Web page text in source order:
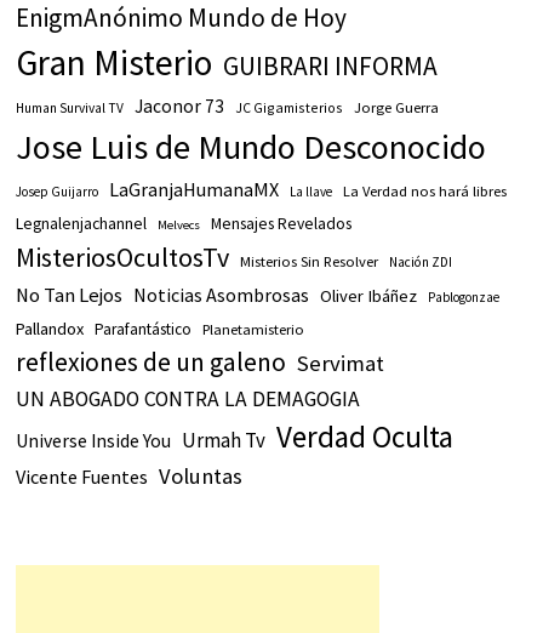
EnigmAnónimo Mundo de Hoy
Gran Misterio GUIBRARI INFORMA
Human Survival TV Jaconor 73 JC Gigamisterios Jorge Guerra
Jose Luis de Mundo Desconocido
Josep Guijarro LaGranjaHumanaMX La llave La Verdad nos hará libres
Legnalenjachannel Melvecs Mensajes Revelados
MisteriosOcultosTv Misterios Sin Resolver Nación ZDI
No Tan Lejos Noticias Asombrosas Oliver Ibáñez Pablogonzae
Pallandox Parafantástico Planetamisterio
reflexiones de un galeno Servimat
UN ABOGADO CONTRA LA DEMAGOGIA
Universe Inside You Urmah Tv Verdad Oculta
Vicente Fuentes Voluntas